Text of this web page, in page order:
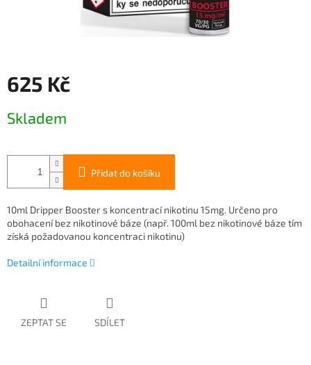
625 Kč
cena:
Skladem
Přidat do košíku
10ml Dripper Booster s koncentrací nikotinu 15mg. Určeno pro
obohacení bez nikotinové báze (např. 100ml bez nikotinové báze tím
získá požadovanou koncentraci nikotinu)
Detailní informace
ZEPTAT SE SDÍLET